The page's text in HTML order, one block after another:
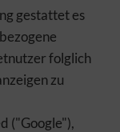
gestattet es
folglich
zu
("Google"),